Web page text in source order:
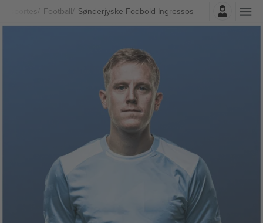
Esportes Football Sønderjyske Fodbold Ingressos
Entrar